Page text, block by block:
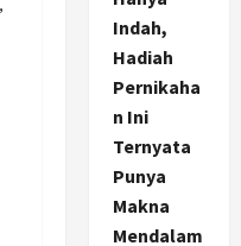
Indah,
Hadiah
Pernikaha
n Ini
Ternyata
Punya
Makna
Mendalam